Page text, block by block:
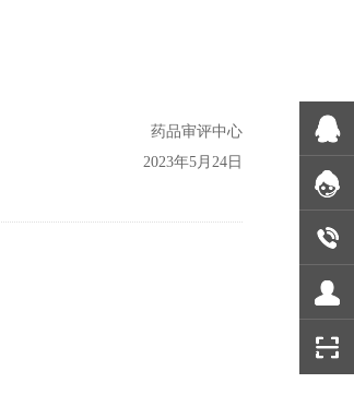
药品审评中心
2023年5月24日